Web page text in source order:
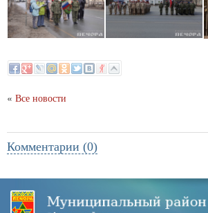
« Все новости
Комментарии (0)